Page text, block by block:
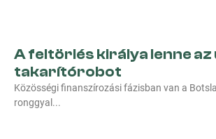
A feltörlés királya lenne az
takarítórobot
Közösségi finanszírozási fázisban van a
ronggyal